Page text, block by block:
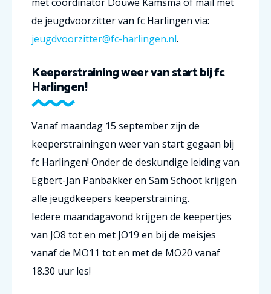
de jeugdvoorzitter van fc Harlingen via:
jeugdvoorzitter@fc-harlingen.nl.
Keeperstraining weer van start bij fc
Harlingen!
Vanaf maandag 15 september zijn de
keeperstrainingen weer van start gegaan bij
fc Harlingen! Onder de deskundige leiding van
Egbert-Jan Panbakker en Sam Schoot krijgen
alle jeugdkeepers keeperstraining.
Iedere maandagavond krijgen de keepertjes
van JO8 tot en met JO19 en bij de meisjes
vanaf de MO11 tot en met de MO20 vanaf
18.30 uur les!